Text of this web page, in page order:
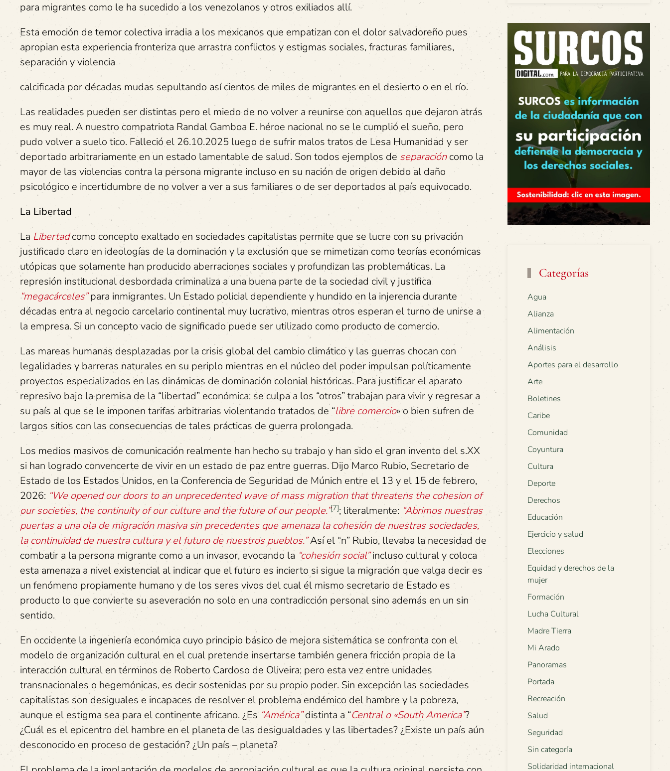
para migrantes como le ha sucedido a los venezolanos y otros exiliados allí.
Esta emoción de temor colectiva irradia a los mexicanos que empatizan con el dolor salvadoreño pues
apropian esta experiencia fronteriza que arrastra conflictos y estigmas sociales, fracturas familiares,
separación y violencia
calcificada por décadas mudas sepultando así cientos de miles de migrantes en el desierto o en el río.
Las realidades pueden ser distintas pero el miedo de no volver a reunirse con aquellos que dejaron atrás
es muy real. A nuestro compatriota Randal Gamboa E. héroe nacional no se le cumplió el sueño, pero
pudo volver a suelo tico. Falleció el 26.10.2025 luego de sufrir malos tratos de Lesa Humanidad y ser
deportado arbitrariamente en un estado lamentable de salud. Son todos ejemplos de separacióncomo la
mayor de las violencias contra la persona migrante incluso en su nación de origen debido al daño
psicológico e incertidumbre de no volver a ver a sus familiares o de ser deportados al país equivocado.
La Libertad
La Libertadcomo concepto exaltado en sociedades capitalistas permite que se lucre con su privación
justificado claro en ideologías de la dominación y la exclusión que se mimetizan como teorías económicas
utópicas que solamente han producido aberraciones sociales y profundizan las problemáticas. La
represión institucional desbordada criminaliza a una buena parte de la sociedad civil y justifica
“megacárceles”para inmigrantes. Un Estado policial dependiente y hundido en la injerencia durante
décadas entra al negocio carcelario continental muy lucrativo, mientras otros esperan el turno de unirse a
la empresa. Si un concepto vacio de significado puede ser utilizado como producto de comercio.
Las mareas humanas desplazadas por la crisis global del cambio climático y las guerras chocan con
legalidades y barreras naturales en su periplo mientras en el núcleo del poder impulsan políticamente
proyectos especializados en las dinámicas de dominación colonial históricas. Para justificar el aparato
represivo bajo la premisa de la “libertad” económica; se culpa a los “otros” trabajan para vivir y regresar a
su país al que se le imponen tarifas arbitrarias violentando tratados de “libre comercio» o bien sufren de
largos sitios con las consecuencias de tales prácticas de guerra prolongada.
Los medios masivos de comunicación realmente han hecho su trabajo y han sido el gran invento del s.XX
si han logrado convencerte de vivir en un estado de paz entre guerras. Dijo Marco Rubio, Secretario de
Estado de los Estados Unidos, en la Conferencia de Seguridad de Múnich entre el 13 y el 15 de febrero,
2026: “We opened our doors to an unprecedented wave of mass migration that threatens the cohesion of
our societies, the continuity of our culture and the future of our people.”[7]; literalmente: “Abrimos nuestras
puertas a una ola de migración masiva sin precedentes que amenaza la cohesión de nuestras sociedades,
la continuidad de nuestra cultura y el futuro de nuestros pueblos.”Así el “n” Rubio, llevaba la necesidad de
combatir a la persona migrante como a un invasor, evocando la “cohesión social”incluso cultural y coloca
esta amenaza a nivel existencial al indicar que el futuro es incierto si sigue la migración que valga decir es
un fenómeno propiamente humano y de los seres vivos del cual él mismo secretario de Estado es
producto lo que convierte su aseveración no solo en una contradicción personal sino además en un sin
sentido.
En occidente la ingeniería económica cuyo principio básico de mejora sistemática se confronta con el
modelo de organización cultural en el cual pretende insertarse también genera fricción propia de la
interacción cultural en términos de Roberto Cardoso de Oliveira; pero esta vez entre unidades
transnacionales o hegemónicas, es decir sostenidas por su propio poder. Sin excepción las sociedades
capitalistas son desiguales e incapaces de resolver el problema endémico del hambre y la pobreza,
aunque el estigma sea para el continente africano. ¿Es “América”distinta a “Central o «South America”?
¿Cuál es el epicentro del hambre en el planeta de las desigualdades y las libertades? ¿Existe un país aún
desconocido en proceso de gestación? ¿Un país – planeta?
Categorías
Agua
Alianza
Alimentación
Análisis
Aportes para el desarrollo
Arte
Boletines
Caribe
Comunidad
Coyuntura
Cultura
Deporte
Derechos
Educación
Ejercicio y salud
Elecciones
Equidad y derechos de la
mujer
Formación
Lucha Cultural
Madre Tierra
Mi Arado
Panoramas
Portada
Recreación
Salud
Seguridad
Sin categoría
Solidaridad internacional